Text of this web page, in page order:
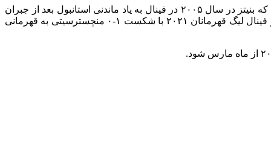
جالب آنکه هر دوی آنها تجربه قهرمانی در لیگ قهرمانان اروپا به همراه دو تیم انگلیسی یعنی چلسی و ليورپول را نیز در کارنامه دارند. جایی که بنیتز در سال ۲۰۰۵ در فینال به یاد ماندنی استانبول بعد از جبران
شکست ۳-۰ مقابل میلان در ضربات پنالتی از سد حریف گذشت و به ششمین قهرمانی در چمپیونزلیگ رسید و توخل نیز همراه با چلسی در فینال لیگ قهرمانان ۲۰۲۱ با شکست ۱-۰ منچسترسیتی به قهرمانی